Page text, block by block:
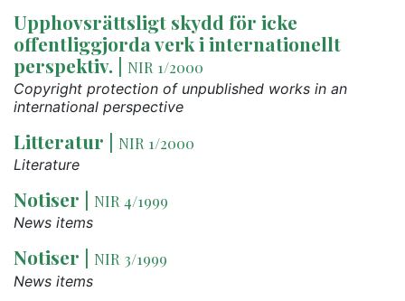
Upphovsrättsligt skydd för icke
offentliggjorda verk i internationellt
perspektiv. | NIR 1/2000
Copyright protection of unpublished works in an
international perspective
Litteratur | NIR 1/2000
Literature
Notiser | NIR 4/1999
News items
Notiser | NIR 3/1999
News items